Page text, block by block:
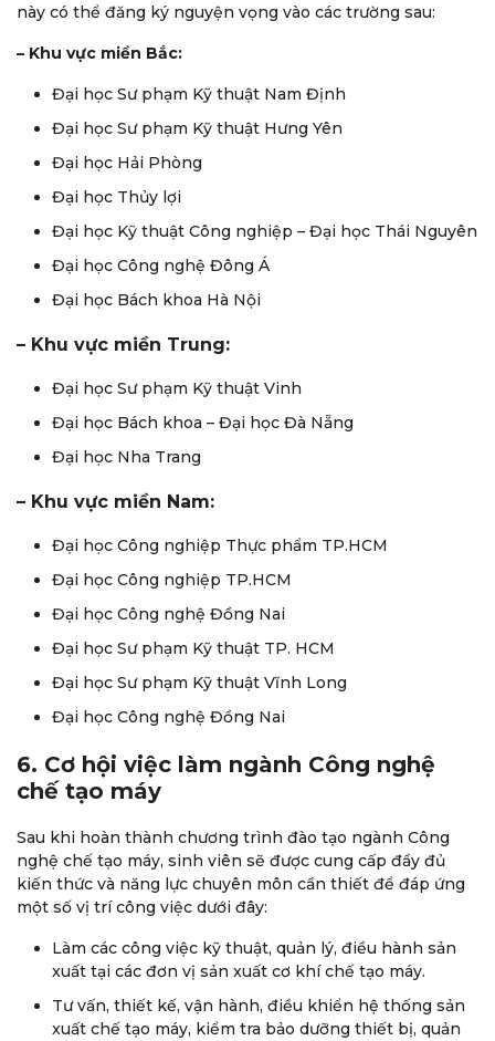
này có thể đăng ký nguyện vọng vào các trường sau:
– Khu vực miền Bắc:
Đại học Sư phạm Kỹ thuật Nam Định
Đại học Sư phạm Kỹ thuật Hưng Yên
Đại học Hải Phòng
Đại học Thủy lợi
Đại học Kỹ thuật Công nghiệp – Đại học Thái Nguyên
Đại học Công nghệ Đông Á
Đại học Bách khoa Hà Nội
– Khu vực miền Trung:
Đại học Sư phạm Kỹ thuật Vinh
Đại học Bách khoa – Đại học Đà Nẵng
Đại học Nha Trang
– Khu vực miền Nam:
Đại học Công nghiệp Thực phẩm TP.HCM
Đại học Công nghiệp TP.HCM
Đại học Công nghệ Đồng Nai
Đại học Sư phạm Kỹ thuật TP. HCM
Đại học Sư phạm Kỹ thuật Vĩnh Long
Đại học Công nghệ Đồng Nai
6. Cơ hội việc làm ngành Công nghệ
chế tạo máy
Sau khi hoàn thành chương trình đào tạo ngành Công
nghệ chế tạo máy, sinh viên sẽ được cung cấp đầy đủ
kiến thức và năng lực chuyên môn cần thiết để đáp ứng
một số vị trí công việc dưới đây:
Làm các công việc kỹ thuật, quản lý, điều hành sản
xuất tại các đơn vị sản xuất cơ khí chế tạo máy.
Tư vấn, thiết kế, vận hành, điều khiển hệ thống sản
xuất chế tạo máy, kiểm tra bảo dưỡng thiết bị, quản